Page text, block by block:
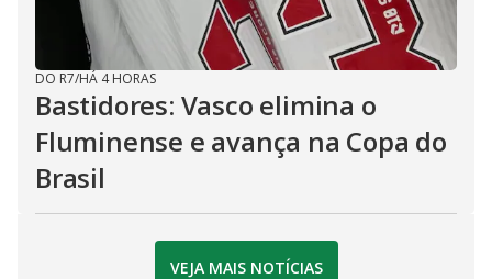
DO R7/HÁ 4 HORAS
Bastidores: Vasco elimina o
Fluminense e avança na Copa do
Brasil
VEJA MAIS NOTÍCIAS